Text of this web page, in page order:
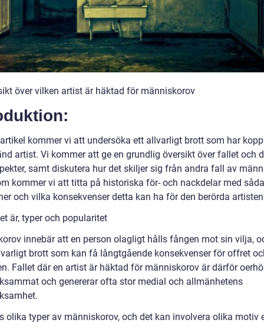
över vilken artist är häktad för människorov
kommer vi att undersöka ett allvarligt brott som har
artist. Vi kommer att ge en grundlig översikt över fallet och
samt diskutera hur det skiljer sig från andra fall av
kommer vi att titta på historiska för- och nackdelar med
och vilka konsekvenser detta kan ha för den berörda
är, typer och popularitet
innebär att en person olagligt hålls fången mot sin vilja,
brott som kan få långtgående konsekvenser för offret
Fallet där en artist är häktad för människorov är därför
och genererar ofta stor medial och allmänhetens
olika typer av människorov, och det kan involvera olika motiv